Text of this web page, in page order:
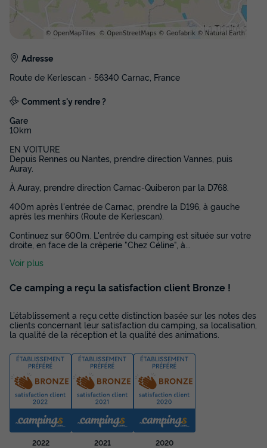
Adresse
Route de Kerlescan - 56340 Carnac, France
Comment s'y rendre ?
Gare
10km
EN VOITURE
Depuis Rennes ou Nantes, prendre direction Vannes, puis
Auray.
À Auray, prendre direction Carnac-Quiberon par la D768.
400m après l'entrée de Carnac, prendre la D196, à gauche
après les menhirs (Route de Kerlescan).
Continuez sur 600m. L'entrée du camping est située sur votre
droite, en face de la crêperie "Chez Céline", à
Voir plus
Ce camping a reçu la satisfaction client Bronze !
L’établissement a reçu cette distinction basée sur les notes des
clients concernant leur satisfaction du camping, sa localisation,
la qualité de la réception et la qualité des animations.
2022 2021 2020